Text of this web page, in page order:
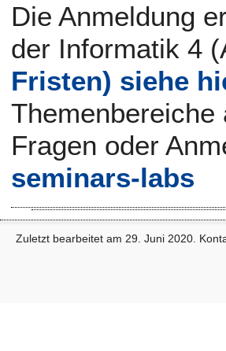
Die Anmeldung
der Informatik 4
Fristen) siehe
Fragen oder
seminars-labs
Zuletzt bearbeitet am 29. Juni 2020.